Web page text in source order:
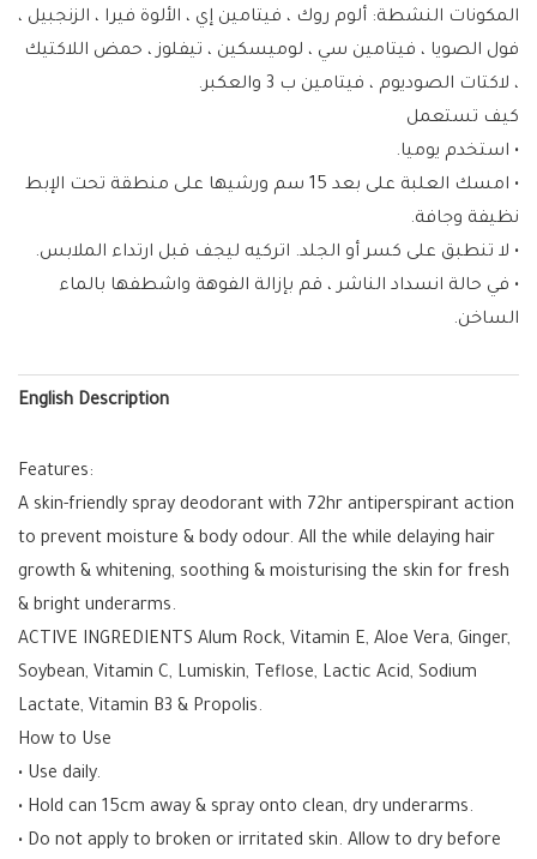
المكونات النشطة: ألوم روك ، فيتامين إي ، الألوة فيرا ، الزنجبيل ،
فول الصويا ، فيتامين سي ، لوميسكين ، تيفلوز ، حمض اللاكتيك
، لاكتات الصوديوم ، فيتامين ب 3 والعكبر.
كيف تستعمل
• استخدم يوميا.
• امسك العلبة على بعد 15 سم ورشيها على منطقة تحت الإبط
نظيفة وجافة.
• لا تنطبق على كسر أو الجلد. اتركيه ليجف قبل ارتداء الملابس.
• في حالة انسداد الناشر ، قم بإزالة الفوهة واشطفها بالماء
الساخن.
English Description
Features:
A skin-friendly spray deodorant with 72hr antiperspirant action
to prevent moisture & body odour. All the while delaying hair
growth & whitening, soothing & moisturising the skin for fresh
& bright underarms.
ACTIVE INGREDIENTS Alum Rock, Vitamin E, Aloe Vera, Ginger,
Soybean, Vitamin C, Lumiskin, Teflose, Lactic Acid, Sodium
Lactate, Vitamin B3 & Propolis.
How to Use
• Use daily.
• Hold can 15cm away & spray onto clean, dry underarms.
• Do not apply to broken or irritated skin. Allow to dry before